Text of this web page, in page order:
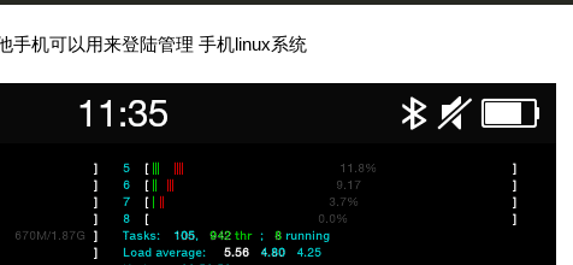
手机可以用来登陆管理 手机linux系统